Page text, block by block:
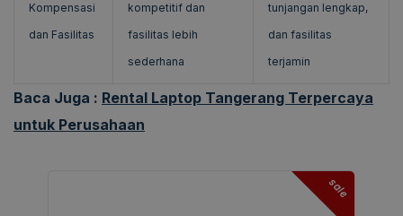
Kompensasi
dan Fasilitas
kompetitif dan
fasilitas lebih
sederhana
tunjangan lengkap,
dan fasilitas
terjamin
Baca Juga : Rental Laptop Tangerang Terpercaya
untuk Perusahaan
sale